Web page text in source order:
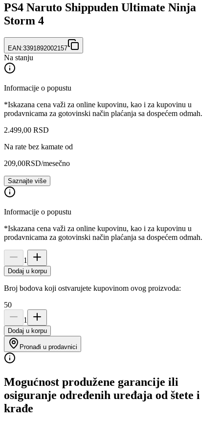
PS4 Naruto Shippuden Ultimate Ninja
Storm 4
EAN:3391892002157
Na stanju
Informacije o popustu
*Iskazana cena važi za online kupovinu, kao i za kupovinu u
prodavnicama za gotovinski način plaćanja sa dospećem odmah.
2.499,00 RSD
Na rate bez kamate od
209,00RSD/mesečno
Saznajte više
Informacije o popustu
*Iskazana cena važi za online kupovinu, kao i za kupovinu u
prodavnicama za gotovinski način plaćanja sa dospećem odmah.
1
Dodaj u korpu
Broj bodova koji ostvarujete kupovinom ovog proizvoda:
50
1
Dodaj u korpu
Pronađi u prodavnici
Mogućnost produžene garancije ili
osiguranje određenih uređaja od štete i
krađe